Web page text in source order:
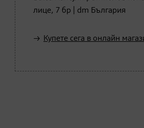
лице, 7 бр | dm България
Купете сега в онлайн